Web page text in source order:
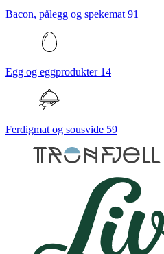
Bacon, pålegg og spekemat 91
Egg og eggprodukter 14
Ferdigmat og sousvide 59